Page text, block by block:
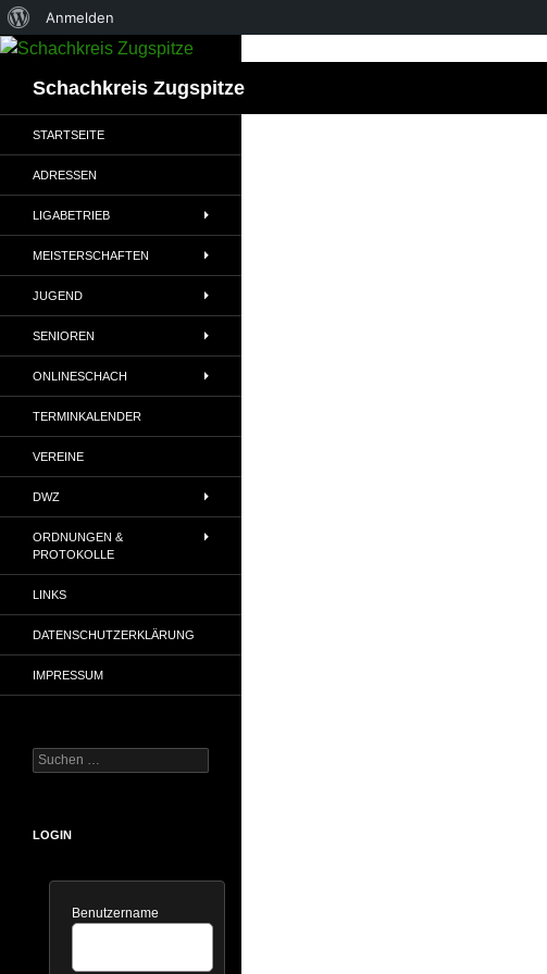
Über
WordPress
Anmelden
Zum
springenSchachkreis Zugspitze
STARTSEITE
ADRESSEN
LIGABETRIEB
MEISTERSCHAFTEN
JUGEND
SENIOREN
ONLINESCHACH
TERMINKALENDER
VEREINE
DWZ
ORDNUNGEN &
PROTOKOLLE
LINKS
DATENSCHUTZERKLÄRUNG
IMPRESSUM
Suchen
nach:
LOGIN
Benutzername